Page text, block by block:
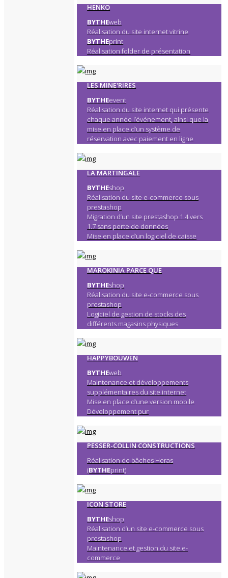
HENKO
BYTHEweb
Réalisation du site internet vitrine
BYTHEprint
Réalisation folder de présentation
LES MINE'RIRES
BYTHEevent
Réalisation du site internet qui présente
chaque année l’événement, ainsi que la
mise en place d’un système de
réservation avec paiement en ligne
LA MARTINGALE
BYTHEshop
Réalisation du site e-commerce sous
prestashop
Migration d’un site prestashop 1.4 vers
1.7 sans perte de données
Mise en place d’un logiciel de caisse
MAROKINIA PARCE QUE
BYTHEshop
Réalisation du site e-commerce sous
prestashop
Logiciel de gestion de stocks des
différents magasins physiques
HAPPYBOUWEN
BYTHEweb
Maintenance et développements
supplémentaires du site internet
Mise en place d’une version mobile
Développement pur
PESSER-COLLIN CONSTRUCTIONS
Réalisation de bâches Heras
(BYTHEprint)
ICON STORE
BYTHEshop
Réalisation d’un site e-commerce sous
prestashop
Maintenance et gestion du site e-
commerce